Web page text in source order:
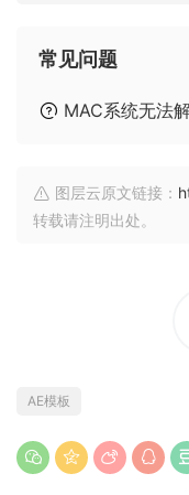
常见问题
MAC系统无法
图层云原文链接：
转载请注明出处。
AE模板